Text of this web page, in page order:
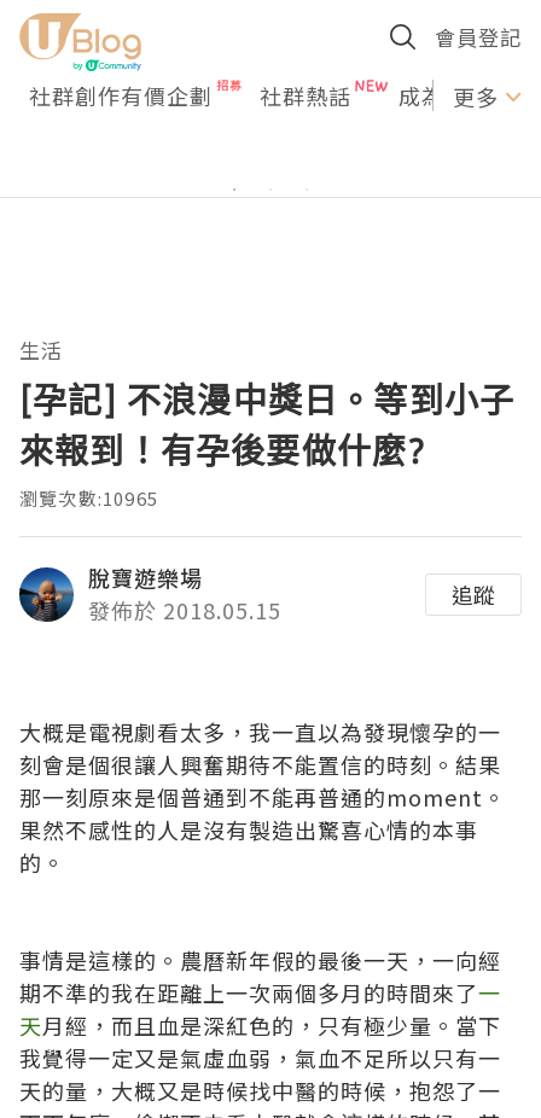
會員登記
社群創作有價企劃 社群熱話 成為U更多
生活
[孕記] 不浪漫中獎日。等到小子
來報到！有孕後要做什麼?
瀏覽次數:10965
脫寶遊樂場
發佈於 2018.05.15
追蹤
大概是電視劇看太多，我一直以為發現懷孕的一
刻會是個很讓人興奮期待不能置信的時刻。結果
那一刻原來是個普通到不能再普通的moment。
果然不感性的人是沒有製造出驚喜心情的本事
的。
事情是這樣的。農曆新年假的最後一天，一向經
期不準的我在距離上一次兩個多月的時間來了一
天月經，而且血是深紅色的，只有極少量。當下
我覺得一定又是氣虛血弱，氣血不足所以只有一
天的量，大概又是時候找中醫的時候，抱怨了一